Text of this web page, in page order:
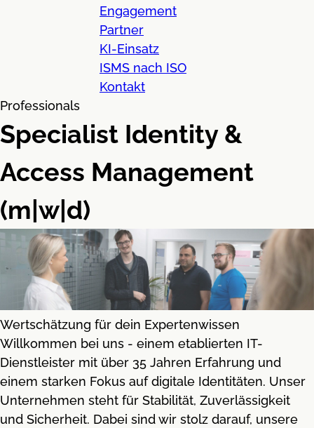
Engagement
Partner
KI-Einsatz
ISMS nach ISO
Kontakt
Professionals
Specialist Identity &
Access Management
(m|w|d)
Wertschätzung für dein Expertenwissen
Willkommen bei uns - einem etablierten IT-
Dienstleister mit über 35 Jahren Erfahrung und
einem starken Fokus auf digitale Identitäten. Unser
Unternehmen steht für Stabilität, Zuverlässigkeit
und Sicherheit. Dabei sind wir stolz darauf, unsere